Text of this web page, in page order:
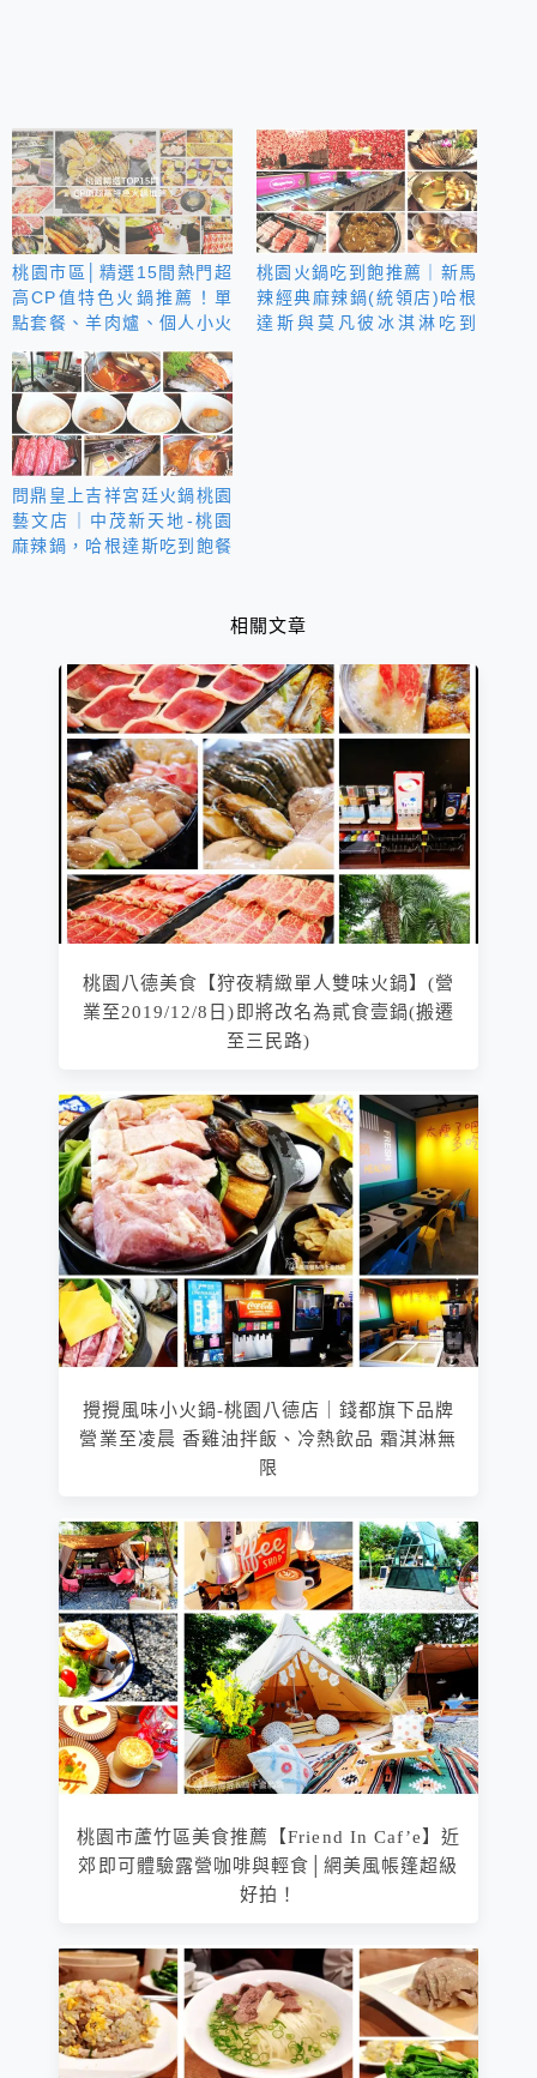
桃園市區│精選15間熱門超
高CP值特色火鍋推薦！單
點套餐、羊肉爐、個人小火
鍋│統整懶人包
桃園火鍋吃到飽推薦｜新馬
辣經典麻辣鍋(統領店)哈根
達斯與莫凡彼冰淇淋吃到
問鼎皇上吉祥宮廷火鍋桃園
藝文店｜中茂新天地-桃園
麻辣鍋，哈根達斯吃到飽餐
相關文章
桃園八德美食【狩夜精緻單人雙味火鍋】(營
業至2019/12/8日)即將改名為貳食壹鍋(搬遷
至三民路)
攪攪風味小火鍋-桃園八德店｜錢都旗下品牌
營業至凌晨 香雞油拌飯、冷熱飲品 霜淇淋無
限
桃園市蘆竹區美食推薦【Friend In Caf’e】近
郊即可體驗露營咖啡與輕食│網美風帳篷超級
好拍！